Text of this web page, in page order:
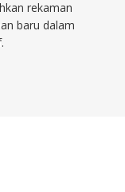
rekaman
baru dalam